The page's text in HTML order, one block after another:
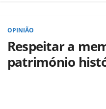
OPINIÃO
Respeitar a
património